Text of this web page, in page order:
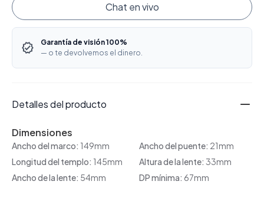
Chat en vivo
Garantía de visión 100%
— o te devolvemos el dinero.
Detalles del producto
Dimensiones
Ancho del marco: 149mm Ancho del puente: 21mm
Longitud del templo: 145mm Altura de la lente: 33mm
Ancho de la lente: 54mm DP mínima: 67mm